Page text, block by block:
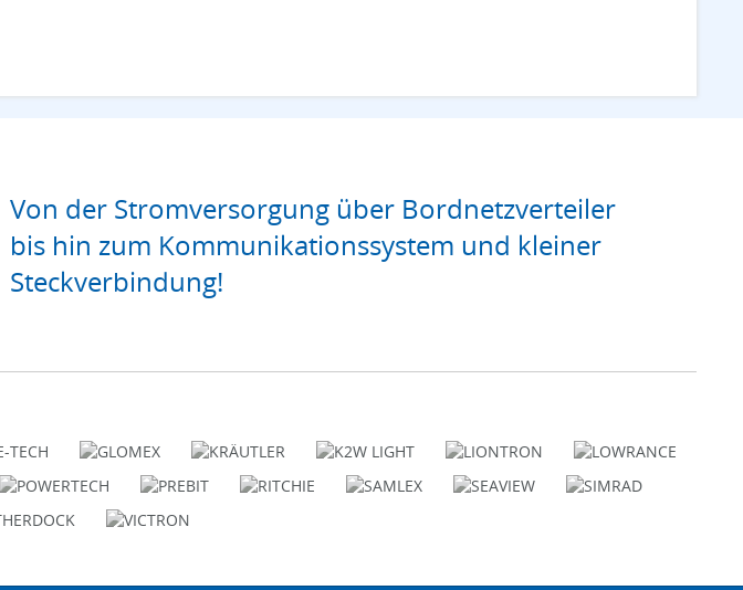
Von der Stromversorgung über Bordnetzverteiler
bis hin zum Kommunikationssystem und kleiner
Steckverbindung!